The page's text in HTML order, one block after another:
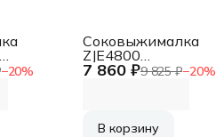
−20% 7 860 ₽9 825 ₽−20%
Соковыжималка
ZJE4800
SILVER/BLACK
В корзину